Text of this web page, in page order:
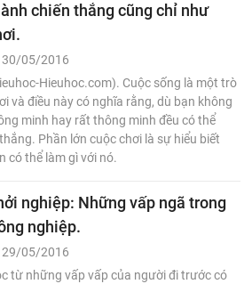
chiến thắng cũng chỉ như
30/05/2016
Hieuhoc.com). Cuộc sống là một trò
và điều này có nghĩa rằng, dù bạn không
minh hay rất thông minh đều có thể
Phần lớn cuộc chơi là sự hiểu biết
có thể làm gì với nó.
nghiệp: Những vấp ngã trong
nghiệp.
29/05/2016
từ những vấp vấp của người đi trước có